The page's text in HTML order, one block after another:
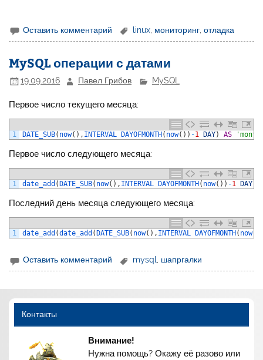
Оставить комментарий linux мониторинг ,отладка
MySQL операции с датами
19.09.2016 Павел Грибов MySQL
Первое число текущего месяца:
1 DATE_SUB( now( ) , INTERVAL DAYOFMONTH ( now( ) ) -1 DAY) AS
Первое число следующего месяца:
1 date_add ( DATE_SUB( now( ) , INTERVAL DAYOFMONTH ( now( ) ) -1 DAY
Последний день месяца следующего месяца:
1 date_add (date_add ( DATE_SUB( now( ) , INTERVAL DAYOFMONTH ( now(
Оставить комментарий mysql шапргалки
Контакты
Внимание!
Нужна помощь? Окажу её разово или